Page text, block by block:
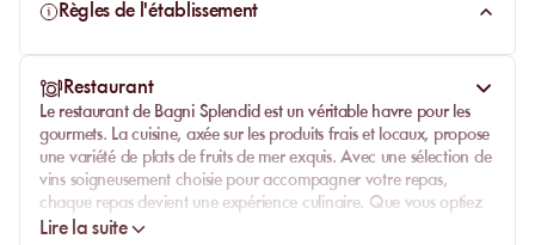
Règles de l'établissement
Restaurant
Le restaurant de Bagni Splendidest un véritable havre pour les
gourmets. La cuisine, axée sur les produits frais et locaux, propose
une variété de plats defruits de merexquis. Avec une sélection de
vins soigneusement choisie pour accompagner votre repas,
chaque repas devient une expérience culinaire. Que vous optiez
pour un déjeuner léger sur la terrasse ou un dîner romantique face
Lire la suite